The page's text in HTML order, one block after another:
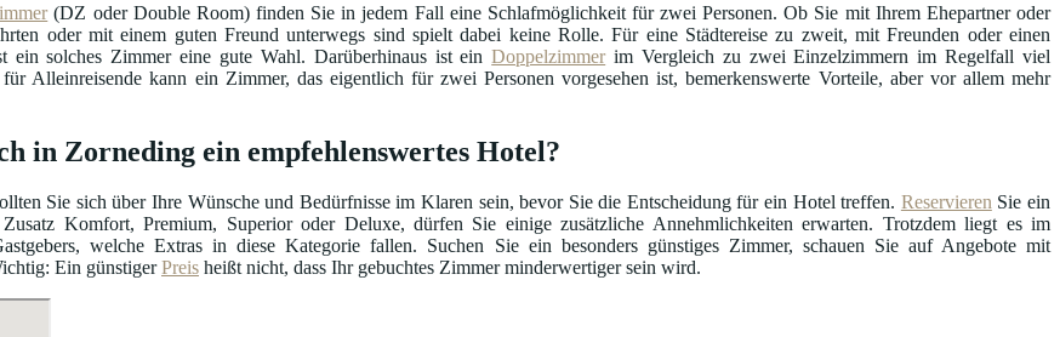
(DZ oder Double Room) finden Sie in jedem Fall eine Schlafmöglichkeit für zwei Personen. Ob Sie mit Ihrem Ehepartner oder
oder mit einem guten Freund unterwegs sind spielt dabei keine Rolle. Für eine Städtereise zu zweit, mit Freunden oder einen
ein solches Zimmer eine gute Wahl. Darüberhinaus ist einDoppelzimmerim Vergleich zu zwei Einzelzimmern im Regelfall viel
Alleinreisende kann ein Zimmer, das eigentlich für zwei Personen vorgesehen ist, bemerkenswerte Vorteile, aber vor allem mehr
in Zorneding ein empfehlenswertes Hotel?
Sie sich über Ihre Wünsche und Bedürfnisse im Klaren sein, bevor Sie die Entscheidung für ein Hotel treffen. ReservierenSie ein
Komfort, Premium, Superior oder Deluxe, dürfen Sie einige zusätzliche Annehmlichkeiten erwarten. Trotzdem liegt es im
welche Extras in diese Kategorie fallen. Suchen Sie ein besonders günstiges Zimmer, schauen Sie auf Angebote mit
Ein günstigerPreis heißt nicht, dass Ihr gebuchtes Zimmer minderwertiger sein wird.